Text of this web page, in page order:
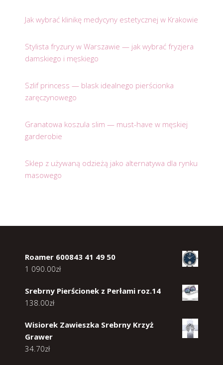
Jak wybrać klinikę medycyny estetycznej w Krakowie
Stylista fryzury w Warszawie — jak wybrać fryzjera
damskiego i męskiego
Szlif princess — blask idealnego pierścionka
zaręczynowego
Granatowa koszula slim — must-have w męskiej
garderobie
Sklep z używaną odzieżą jako alternatywa dla rynku
masowego
Roamer 600843 41 49 50
1 090.00zł
Srebrny Pierścionek z Perłami roz.14
138.00zł
Wisiorek Zawieszka Srebrny Krzyż
Grawer
34.70zł